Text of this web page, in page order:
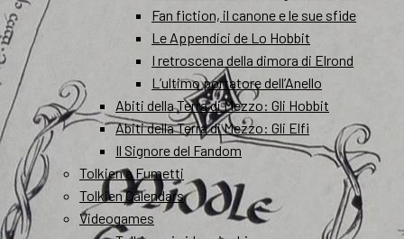
Fan fiction, il canone e le sue sfide
Le Appendici de Lo Hobbit
I retroscena della dimora di Elrond
L’ultimo portatore dell’Anello
Abiti della Terra di Mezzo: Gli Hobbit
Abiti della Terra di Mezzo: Gli Elfi
Il Signore del Fandom
Tolkien a Fumetti
Tolkien Calendars
Videogames